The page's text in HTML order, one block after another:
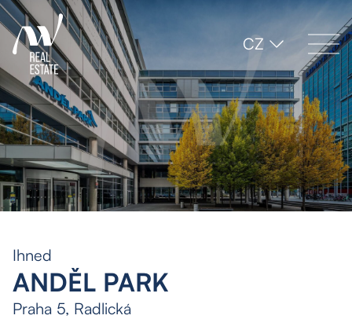
CZ
Ihned
ANDĚL PARK
Praha 5, Radlická